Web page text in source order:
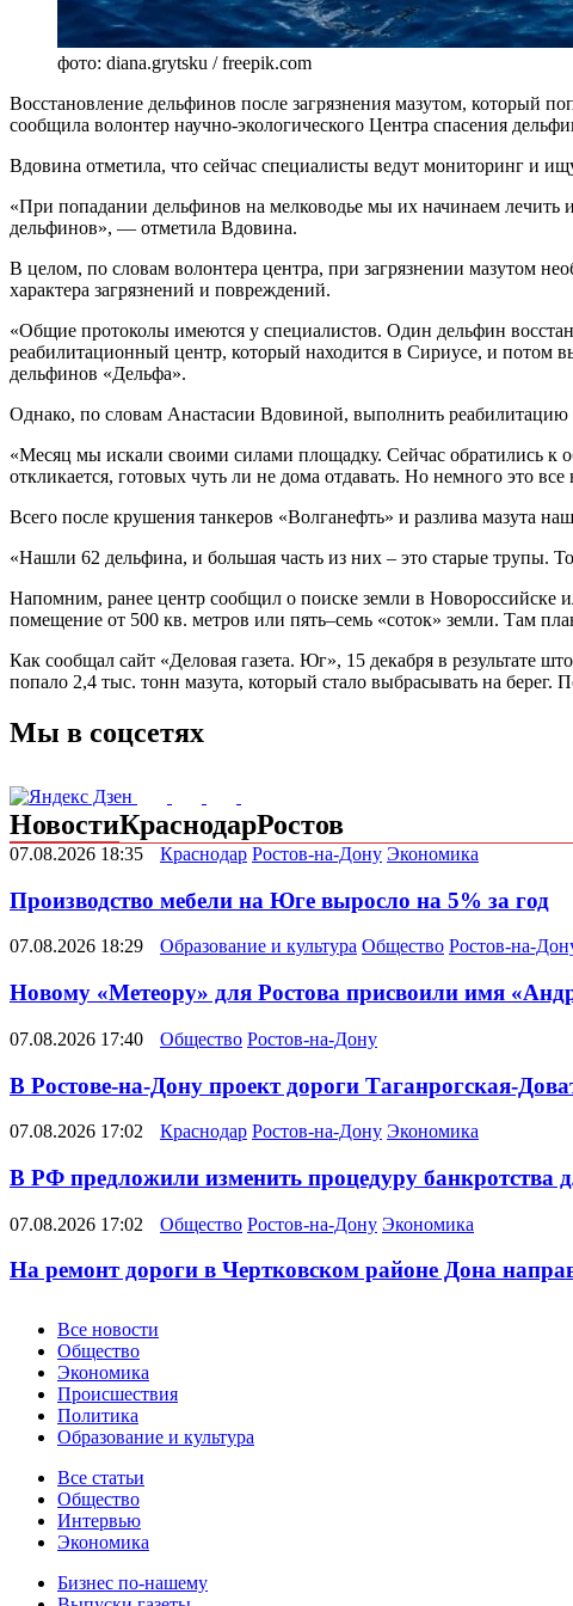
фото: diana.grytsku / freepik.com
Восстановление дельфинов после загрязнения мазутом, который
сообщила волонтер научно-экологического Центра спасения
Вдовина отметила, что сейчас специалисты ведут мониторинг и
«При попадании дельфинов на мелководье мы их начинаем лечить
дельфинов», — отметила Вдовина.
В целом, по словам волонтера центра, при загрязнении мазутом
характера загрязнений и повреждений.
«Общие протоколы имеются у специалистов. Один дельфин
реабилитационный центр, который находится в Сириусе, и потом
дельфинов «Дельфа».
Однако, по словам Анастасии Вдовиной, выполнить реабилитацию
«Месяц мы искали своими силами площадку. Сейчас обратились к
откликается, готовых чуть ли не дома отдавать. Но немного это
Всего после крушения танкеров «Волганефть» и разлива мазута
«Нашли 62 дельфина, и большая часть из них – это старые трупы.
Напомним, ранее центр сообщил о поиске земли в Новороссийске
помещение от 500 кв. метров или пять–семь «соток» земли. Там
Как сообщал сайт «Деловая газета. Юг», 15 декабря в результате
попало 2,4 тыс. тонн мазута, который стало выбрасывать на берег.
Мы в соцсетях
НовостиКраснодарРостов
07.08.2026 18:35 Краснодар Ростов-на-Дону Экономика
Производство мебели на Юге выросло на 5% за год
07.08.2026 18:29 Образование и культура Общество Ростов-на-
Новому «Метеору» для Ростова присвоили имя
07.08.2026 17:40 Общество Ростов-на-Дону
В Ростове-на-Дону проект дороги Таганрогская-
07.08.2026 17:02 Краснодар Ростов-на-Дону Экономика
В РФ предложили изменить процедуру банкротства
07.08.2026 17:02 Общество Ростов-на-Дону Экономика
На ремонт дороги в Чертковском районе Дона
Новости
Все новости
Общество
Экономика
Происшествия
Политика
Образование и культура
Статьи
Все статьи
Общество
Интервью
Экономика
Разное
Бизнес по-нашему